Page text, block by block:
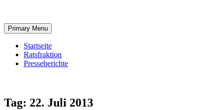
content
Primary Menu
Startseite
Ratsfraktion
Presseberichte
Tag: 22. Juli 2013